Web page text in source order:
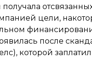
цели,
после
которой